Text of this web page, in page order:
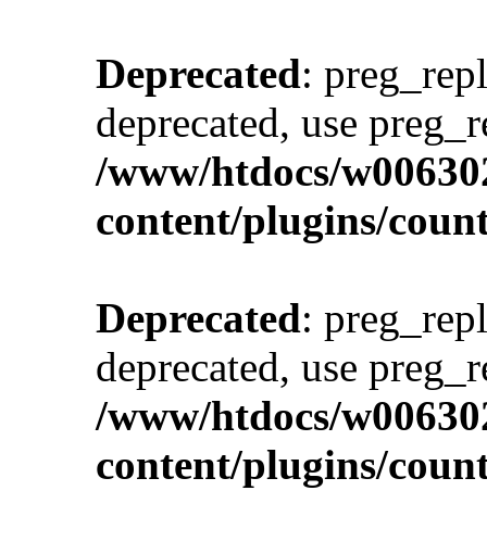
Deprecated:
deprecated, use
/www/htdocs/
content/plugins/
Deprecated:
deprecated, use
/www/htdocs/
content/plugins/